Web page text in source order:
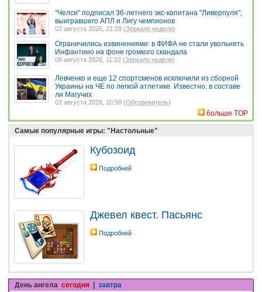
"Челси" подписал 36-летнего экс-капитана "Ливерпуля",
выигравшего АПЛ и Лигу чемпионов
03 августа 2026, 21:29 (Зеркало недели)
Ограничились извинениями: в ФИФА не стали увольнять
Инфантино на фоне громкого скандала
06 августа 2026, 11:22 (Зеркало недели)
Левченко и еще 12 спортсменов исключили из сборной
Украины на ЧЕ по легкой атлетике. Известно, в составе
ли Магучих
03 августа 2026, 10:58 (Обозреватель)
больше TOP
Самые популярные игры: "Настольные"
Кубозоид
Подробней
Джевел квест. Пасьянс
Подробней
День ангела сегодня
завтра